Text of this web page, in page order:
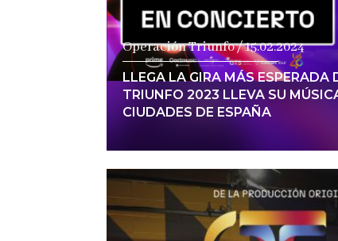
Operación Triunfo / 15.02.2024
LLEGA LA GIRA MÁS ESPERADA
TRIUNFO 2023 LLEVA SU
CIUDADES DE ESPAÑA